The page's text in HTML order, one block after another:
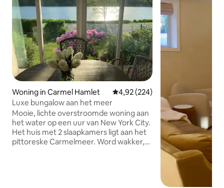
Woning in Carmel Hamlet Gemiddelde beoordeling van
4,92 (224)
Luxe bungalow aan het meer
Mooie, lichte overstroomde woning aan
het water op een uur van New York City.
Het huis met 2 slaapkamers ligt aan het
pittoreske Carmelmeer. Word wakker,